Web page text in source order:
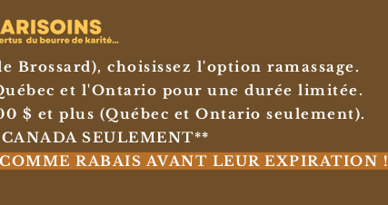
Brossard), choisissez l'option ramassage.
et l'Ontario pour une durée limitée.
$ et plus (Québec et Ontario seulement).
SEULEMENT**
RABAIS AVANT LEUR EXPIRATION !